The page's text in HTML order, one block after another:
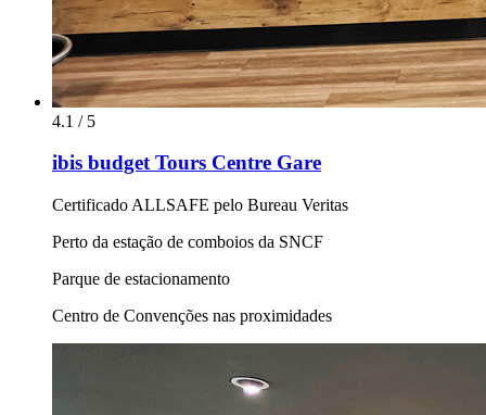
4.1 / 5
ibis budget Tours Centre Gare
Certificado ALLSAFE pelo Bureau Veritas
Perto da estação de comboios da SNCF
Parque de estacionamento
Centro de Convenções nas proximidades